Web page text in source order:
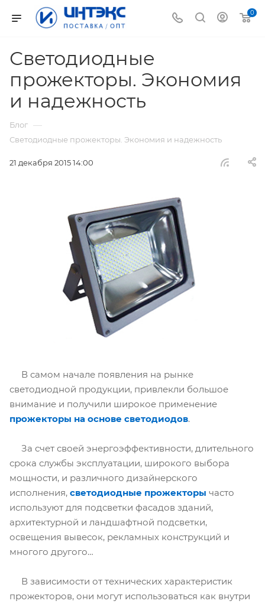
0
Светодиодные
прожекторы. Экономия
и надежность
Блог —
Светодиодные прожекторы. Экономия и надежность
21 декабря 2015 14:00
В самом начале появления на рынке
светодиодной продукции, привлекли большое
внимание и получили широкое применение
прожекторы на основе светодиодов.
За счет своей энергоэффективности, длительного
срока службы эксплуатации, широкого выбора
мощности, и различного дизайнерского
исполнения, светодиодные прожекторы часто
используют для подсветки фасадов зданий,
архитектурной и ландшафтной подсветки,
освещения вывесок, рекламных конструкций и
многого другого…
В зависимости от технических характеристик
прожекторов, они могут использоваться как внутри